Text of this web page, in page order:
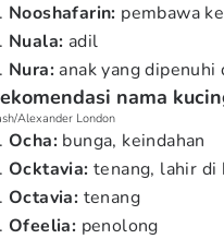
Nooshafarin: pembawa
Nuala: adil
Nura: anak yang dipenuhi
nama
Alexander London
Ocha: bunga, keindahan
Ocktavia: tenang, lahir di
Octavia: tenang
Ofeelia: penolong